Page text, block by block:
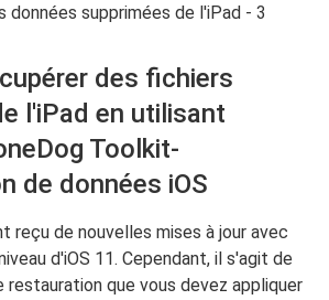
données supprimées de l'iPad - 3
des fichiers
l'iPad en utilisant
Toolkit-
de données iOS
reçu de nouvelles mises à jour avec
d'iOS 11. Cependant, il s'agit de
restauration que vous devez appliquer